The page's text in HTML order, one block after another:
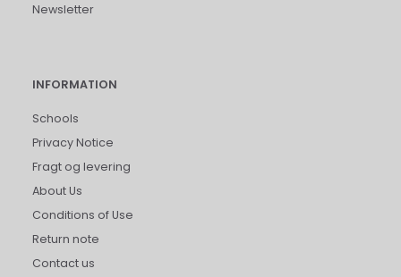
Newsletter
INFORMATION
Schools
Privacy Notice
Fragt og levering
About Us
Conditions of Use
Return note
Contact us